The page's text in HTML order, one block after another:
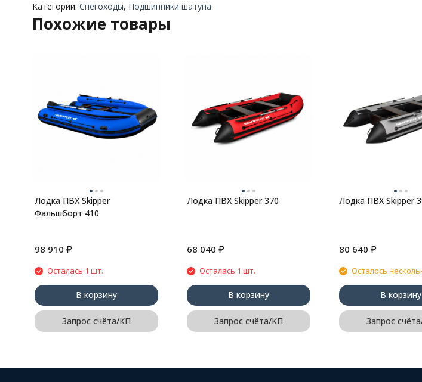
Категории: Снегоходы, Подшипники шатуна
Похожие товары
Лодка ПВХ Skipper
Фальшборт 410
98 910 ₽
Осталась 1 шт.
В корзину
Запрос счёта/КП
Лодка ПВХ Skipper 370
68 040 ₽
Осталась 1 шт.
В корзину
Запрос счёта/КП
Лодка ПВХ Skipper
80 640 ₽
Осталось
В корзину
Запрос